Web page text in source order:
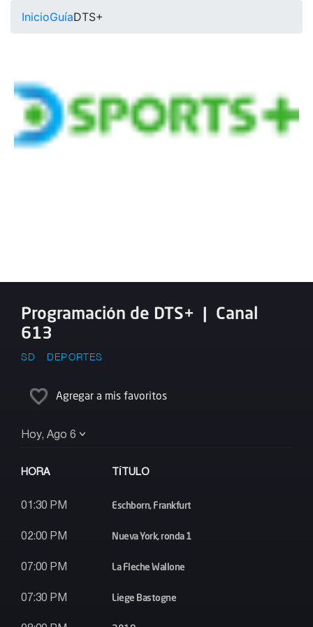
InicioGuíaDTS+
Programación de DTS+ | Canal
613
SD DEPORTES
Agregar a mis favoritos
Hoy, Ago 6
HORA TÍTULO
01:30 PM Eschborn, Frankfurt
02:00 PM Nueva York, ronda 1
07:00 PM La Fleche Wallone
07:30 PM Liege Bastogne